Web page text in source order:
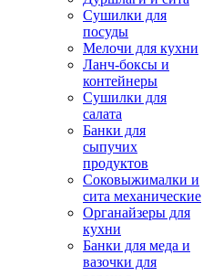
Сушилки для
посуды
Мелочи для кухни
Ланч-боксы и
контейнеры
Сушилки для
салата
Банки для
сыпучих
продуктов
Соковыжималки и
сита механические
Органайзеры для
кухни
Банки для меда и
вазочки для